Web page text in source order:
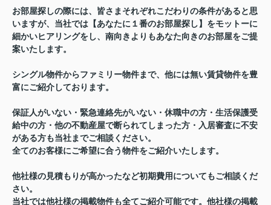
お部屋探しの際には、皆さまそれぞれこだわりの条件があると思
いますが、当社では【あなたに１番のお部屋探し】をモットーに
細かいヒアリングをし、南向きよりもあなた向きのお部屋をご提
案いたします。
シングル物件からファミリー物件まで、他には無い賃貸物件を豊
富にご紹介しております。
保証人がいない・緊急連絡先がいない・休職中の方・生活保護受
給中の方・他の不動産屋で断られてしまった方・入居審査に不安
がある方も当社までご相談ください。
全てのお客様にご希望に合う物件をご紹介いたします。
他社様の見積もりが高かったなど初期費用についてもご相談くだ
さい。
当社では他社様の掲載物件も全てご紹介可能です。他社様の掲載